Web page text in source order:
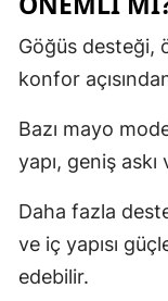
Göğüs desteği,
konfor
Bazı mayo
yapı, geniş
Daha fazla
ve iç yapısı
edebilir.